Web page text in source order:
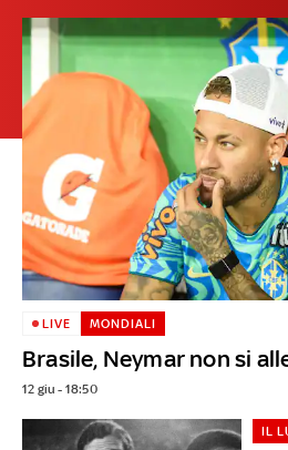
Brasile, Neymar non si
LIVE MONDIALI
12 giu - 18:50
IL